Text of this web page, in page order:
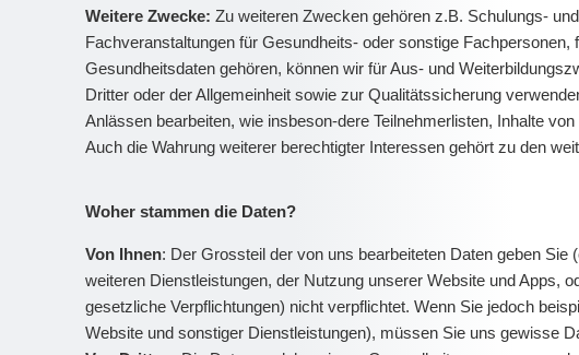
Weitere Zwecke: Zu weiteren Zwecken gehören z.B. Schulungs-
Fachveranstaltungen für Gesundheits- oder sonstige
Gesundheitsdaten gehören, können wir für Aus- und
Dritter oder der Allgemeinheit sowie zur Qualitätssicherung
Anlässen bearbeiten, wie insbeson-dere Teilnehmerlisten, Inhalte
Auch die Wahrung weiterer berechtigter Interessen gehört zu den
Woher stammen die Daten?
Von Ihnen: Der Grossteil der von uns bearbeiteten Daten geben
weiteren Dienstleistungen, der Nutzung unserer Website und Apps,
gesetzliche Verpflichtungen) nicht verpflichtet. Wenn Sie jedoch
Website und sonstiger Dienstleistungen), müssen Sie uns gewisse